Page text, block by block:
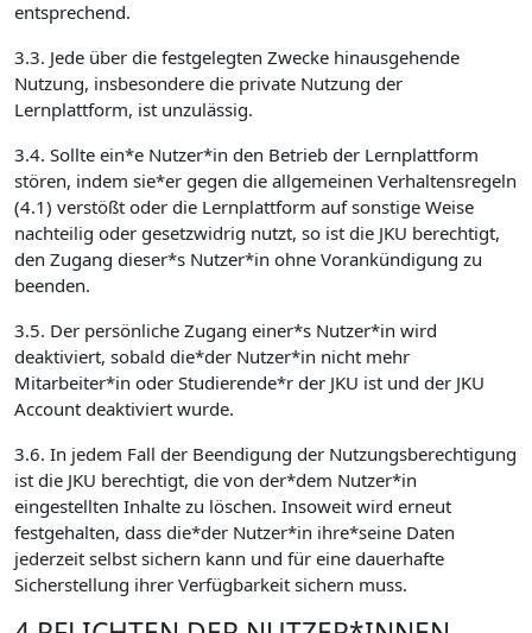
entsprechend.
3.3. Jede über die festgelegten Zwecke hinausgehende
Nutzung, insbesondere die private Nutzung der
Lernplattform, ist unzulässig.
3.4. Sollte ein*e Nutzer*in den Betrieb der Lernplattform
stören, indem sie*er gegen die allgemeinen Verhaltensregeln
(4.1) verstößt oder die Lernplattform auf sonstige Weise
nachteilig oder gesetzwidrig nutzt, so ist die JKU berechtigt,
den Zugang dieser*s Nutzer*in ohne Vorankündigung zu
beenden.
3.5. Der persönliche Zugang einer*s Nutzer*in wird
deaktiviert, sobald die*der Nutzer*in nicht mehr
Mitarbeiter*in oder Studierende*r der JKU ist und der JKU
Account deaktiviert wurde.
3.6. In jedem Fall der Beendigung der Nutzungsberechtigung
ist die JKU berechtigt, die von der*dem Nutzer*in
eingestellten Inhalte zu löschen. Insoweit wird erneut
festgehalten, dass die*der Nutzer*in ihre*seine Daten
jederzeit selbst sichern kann und für eine dauerhafte
Sicherstellung ihrer Verfügbarkeit sichern muss.